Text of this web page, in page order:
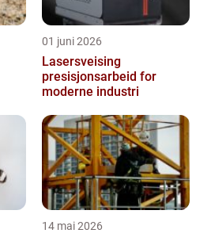
01 juni 2026
Lasersveising
presisjonsarbeid for
moderne industri
14 mai 2026